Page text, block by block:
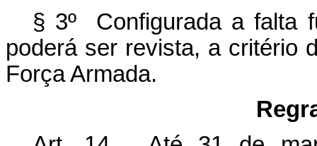
§ 3º Configurada a falta
poderá ser revista, a critério
Força Armada.